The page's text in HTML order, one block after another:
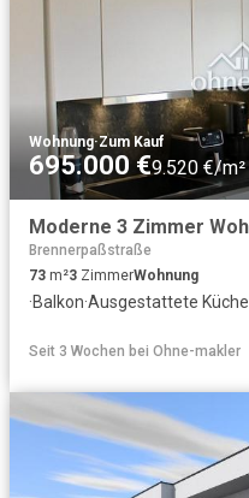
Wohnung·Zum Kauf
695.000 €9.520 €/m²
Brennerpaßstraße
73 m²3 ZimmerWohnung
·Balkon·Ausgestattete Küche
Seit 3 Wochen bei Ohne-makler